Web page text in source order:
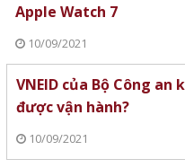
Apple Watch 7
10/09/2021
VNEID của Bộ Công
được vận hành?
10/09/2021